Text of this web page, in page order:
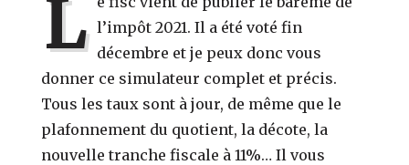
L l’impôt 2021. Il a été voté fin
décembre et je peux donc vous
donner ce simulateur complet et précis.
Tous les taux sont à jour, de même que le
plafonnement du quotient, la décote, la
nouvelle tranche fiscale à 11%… Il vous